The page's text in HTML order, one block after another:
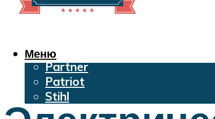
Husqvarna
Oleo-Mac
Partner
Patriot
Stihl
Бензопилы
Меню